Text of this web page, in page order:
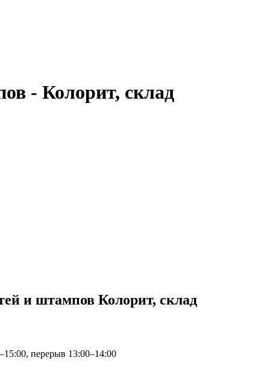
- Колорит, склад
и штампов Колорит, склад
перерыв 13:00–14:00